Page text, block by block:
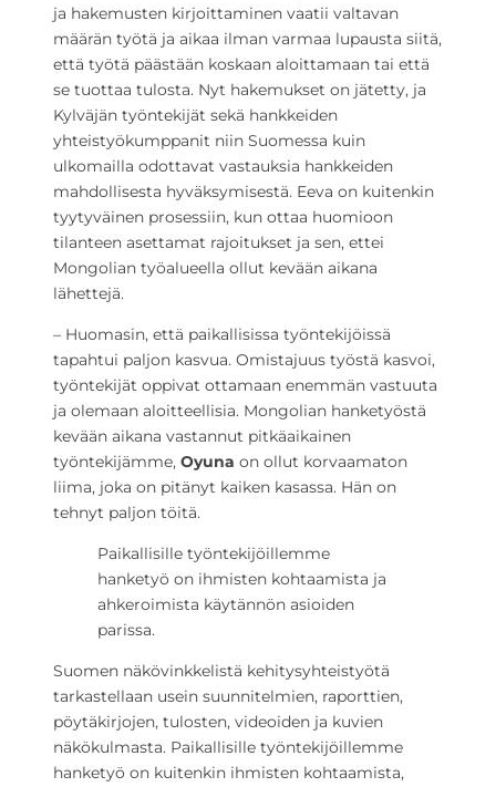
ja hakemusten kirjoittaminen vaatii valtavan
määrän työtä ja aikaa ilman varmaa lupausta siitä,
että työtä päästään koskaan aloittamaan tai että
se tuottaa tulosta. Nyt hakemukset on jätetty, ja
Kylväjän työntekijät sekä hankkeiden
yhteistyökumppanit niin Suomessa kuin
ulkomailla odottavat vastauksia hankkeiden
mahdollisesta hyväksymisestä. Eeva on kuitenkin
tyytyväinen prosessiin, kun ottaa huomioon
tilanteen asettamat rajoitukset ja sen, ettei
Mongolian työalueella ollut kevään aikana
lähettejä.
– Huomasin, että paikallisissa työntekijöissä
tapahtui paljon kasvua. Omistajuus työstä kasvoi,
työntekijät oppivat ottamaan enemmän vastuuta
ja olemaan aloitteellisia. Mongolian hanketyöstä
kevään aikana vastannut pitkäaikainen
työntekijämme, Oyuna on ollut korvaamaton
liima, joka on pitänyt kaiken kasassa. Hän on
tehnyt paljon töitä.
Paikallisille työntekijöillemme
hanketyö on ihmisten kohtaamista ja
ahkeroimista käytännön asioiden
parissa.
Suomen näkövinkkelistä kehitysyhteistyötä
tarkastellaan usein suunnitelmien, raporttien,
pöytäkirjojen, tulosten, videoiden ja kuvien
näkökulmasta. Paikallisille työntekijöillemme
hanketyö on kuitenkin ihmisten kohtaamista,